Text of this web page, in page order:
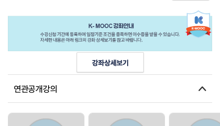
연관공개강의